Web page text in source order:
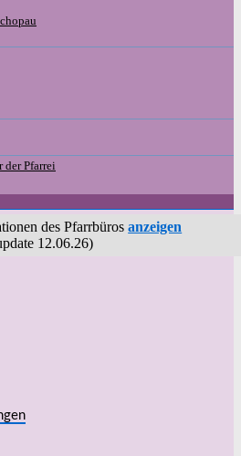
der Pfarrei
des Pfarrbürosanzeigen
12.06.26)